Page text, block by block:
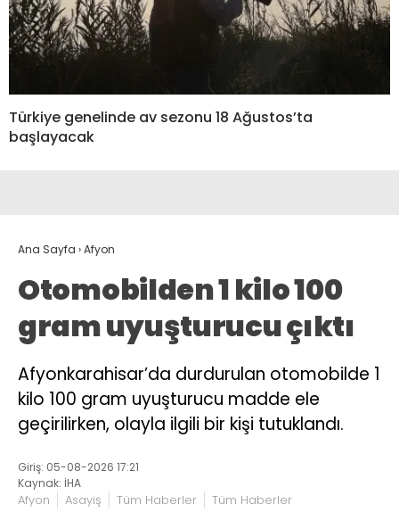
Türkiye genelinde av sezonu 18 Ağustos’ta
başlayacak
Ana Sayfa ›Afyon
Otomobilden 1 kilo 100
gram uyuşturucu çıktı
Afyonkarahisar’da durdurulan otomobilde 1
kilo 100 gram uyuşturucu madde ele
geçirilirken, olayla ilgili bir kişi tutuklandı.
Giriş: 05-08-2026 17:21
Kaynak: İHA
Afyon Asayiş Tüm Haberler Tüm Haberler